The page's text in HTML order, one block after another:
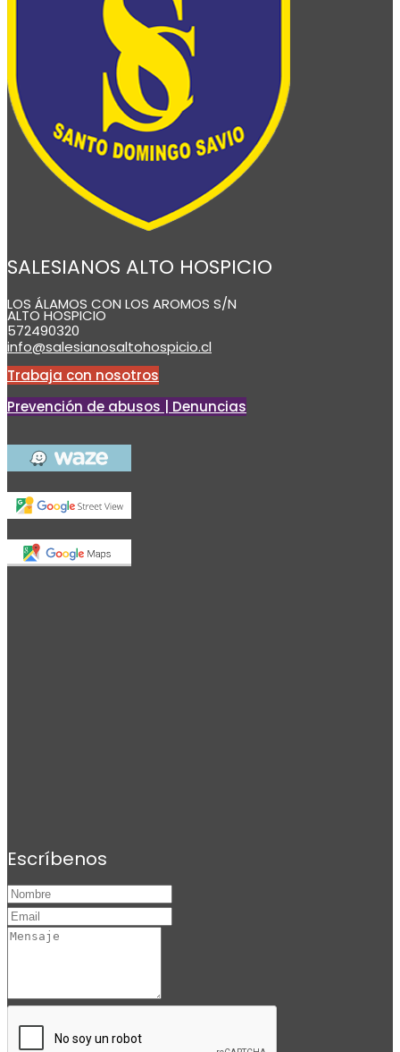
SALESIANOS ALTO HOSPICIO
LOS ÁLAMOS CON LOS AROMOS S/N
ALTO HOSPICIO
572490320
info@salesianosaltohospicio.cl
Trabaja con nosotros
Prevención de abusos | Denuncias
Escríbenos